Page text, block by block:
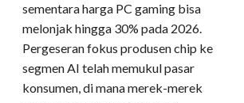
sementara harga PC gaming bisa
melonjak hingga 30% pada 2026.
Pergeseran fokus produsen chip ke
segmen AI telah memukul pasar
konsumen, di mana merek-merek